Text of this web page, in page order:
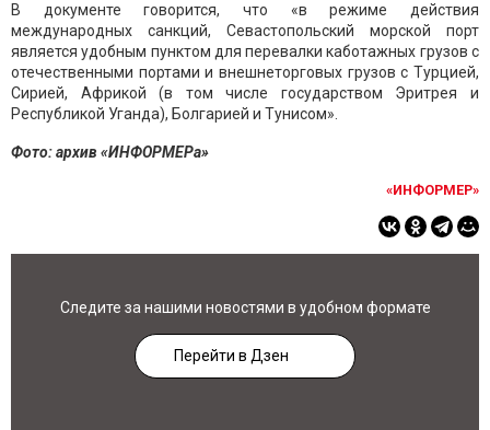
В документе говорится, что «в режиме действия
международных санкций, Севастопольский морской порт
является удобным пунктом для перевалки каботажных грузов с
отечественными портами и внешнеторговых грузов с Турцией,
Сирией, Африкой (в том числе государством Эритрея и
Республикой Уганда), Болгарией и Тунисом».
Фото: архив «ИНФОРМЕРа»
«ИНФОРМЕР»
Следите за нашими новостями в удобном формате
Перейти в Дзен